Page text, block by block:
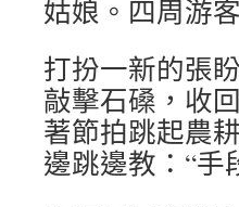
姑娘。四周游
打扮一新的張
敲擊石磉，收
著節拍跳起農
邊跳邊教：“